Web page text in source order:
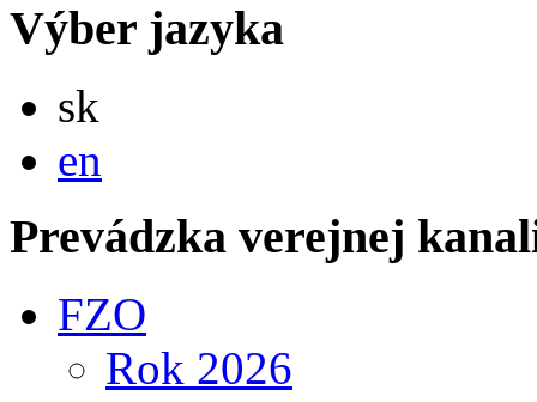
Výber jazyka
sk
en
Prevádzka verejnej
FZO
Rok 2026